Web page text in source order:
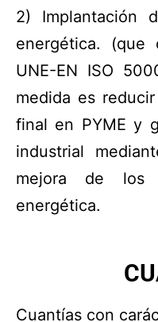
2) Implantación
energética. (que
UNE-EN ISO
medida es
final en PYME y
industrial
mejora de los
energética.
Cuantías con